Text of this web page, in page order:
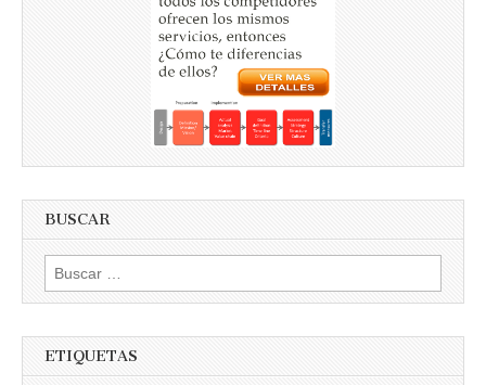
BUSCAR
Buscar
por:
ETIQUETAS